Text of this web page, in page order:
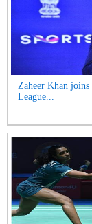
Zaheer Khan
League...